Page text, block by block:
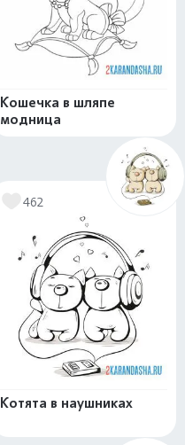
Кошечка в шляпе
модница
462
Котята в наушниках